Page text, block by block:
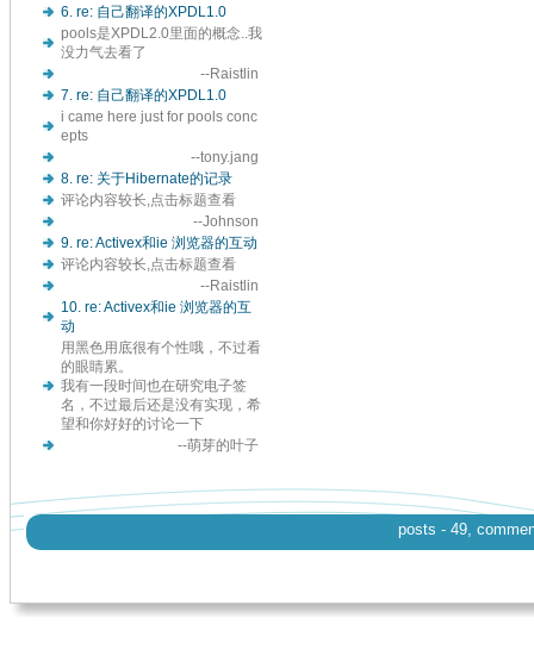
6. re: 自己翻译的XPDL1.0
pools是XPDL2.0里面的概念..我
没力气去看了
--Raistlin
7. re: 自己翻译的XPDL1.0
i came here just for pools conc
epts
--tony.jang
8. re: 关于Hibernate的记录
评论内容较长,点击标题查看
--Johnson
9. re: Activex和ie 浏览器的互动
评论内容较长,点击标题查看
--Raistlin
10. re: Activex和ie 浏览器的互
动
用黑色用底很有个性哦，不过看
的眼睛累。
我有一段时间也在研究电子签
名，不过最后还是没有实现，希
望和你好好的讨论一下
--萌芽的叶子
posts - 49,